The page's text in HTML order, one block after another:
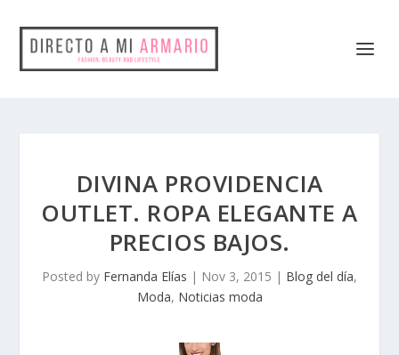
DIVINA PROVIDENCIA
OUTLET. ROPA ELEGANTE A
PRECIOS BAJOS.
Posted by Fernanda Elías | Nov 3, 2015 | Blog del día,
Moda, Noticias moda